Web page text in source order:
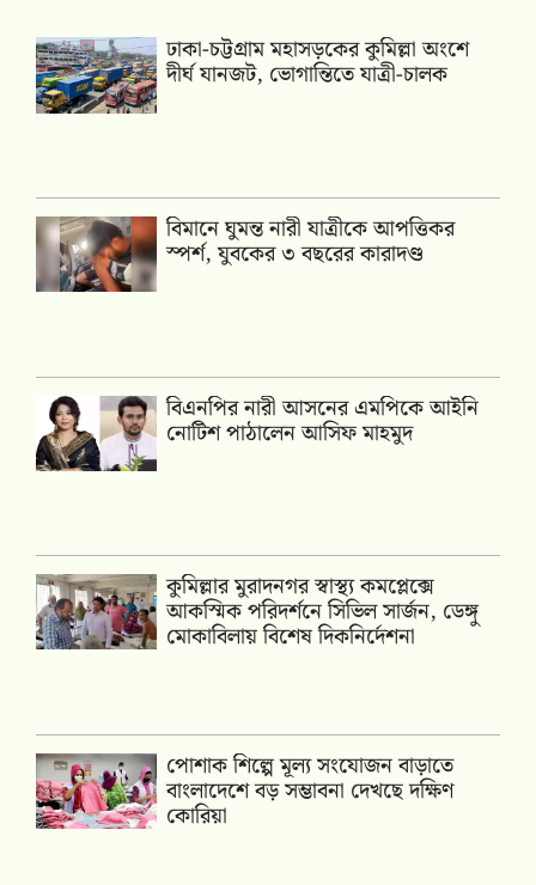
ঢাকা-চট্টগ্রাম মহাসড়কের কুমিল্লা অংশে
দীর্ঘ যানজট, ভোগান্তিতে যাত্রী-চালক
বিমানে ঘুমন্ত নারী যাত্রীকে আপত্তিকর
স্পর্শ, যুবকের ৩ বছরের কারাদণ্ড
বিএনপির নারী আসনের এমপিকে আইনি
নোটিশ পাঠালেন আসিফ মাহমুদ
কুমিল্লার মুরাদনগর স্বাস্থ্য কমপ্লেক্সে
আকস্মিক পরিদর্শনে সিভিল সার্জন, ডেঙ্গু
মোকাবিলায় বিশেষ দিকনির্দেশনা
পোশাক শিল্পে মূল্য সংযোজন বাড়াতে
বাংলাদেশে বড় সম্ভাবনা দেখছে দক্ষিণ
কোরিয়া